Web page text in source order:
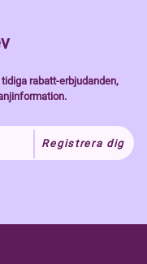
rabatt-erbjudanden,
Registrera dig